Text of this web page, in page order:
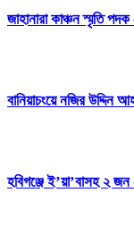
জাহানারা কাঞ্চন স্মৃতি
বানিয়াচংয়ে নজির
হবিগঞ্জে ই’য়া’বাসহ ২